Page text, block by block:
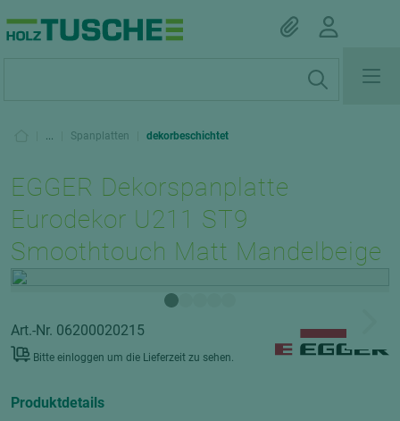
... Spanplatten dekorbeschichtet
EGGER Dekorspanplatte
Eurodekor U211 ST9
Smoothtouch Matt Mandelbeige
Art.-Nr. 06200020215
Bitte einloggen um die Lieferzeit zu sehen.
Produktdetails